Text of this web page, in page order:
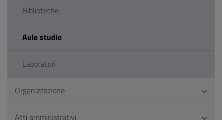
Biblioteche
Aule studio
Laboratori
Organizzazione
Atti amministrativi